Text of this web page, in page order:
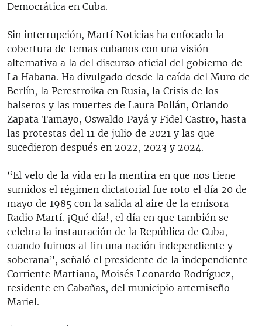
Democrática en Cuba.
Sin interrupción, Martí Noticias ha enfocado la
cobertura de temas cubanos con una visión
alternativa a la del discurso oficial del gobierno de
La Habana. Ha divulgado desde la caída del Muro de
Berlín, la Perestroika en Rusia, la Crisis de los
balseros y las muertes de Laura Pollán, Orlando
Zapata Tamayo, Oswaldo Payá y Fidel Castro, hasta
las protestas del 11 de julio de 2021 y las que
sucedieron después en 2022, 2023 y 2024.
“El velo de la vida en la mentira en que nos tiene
sumidos el régimen dictatorial fue roto el día 20 de
mayo de 1985 con la salida al aire de la emisora
Radio Martí. ¡Qué día!, el día en que también se
celebra la instauración de la República de Cuba,
cuando fuimos al fin una nación independiente y
soberana”, señaló el presidente de la independiente
Corriente Martiana, Moisés Leonardo Rodríguez,
residente en Cabañas, del municipio artemiseño
Mariel.